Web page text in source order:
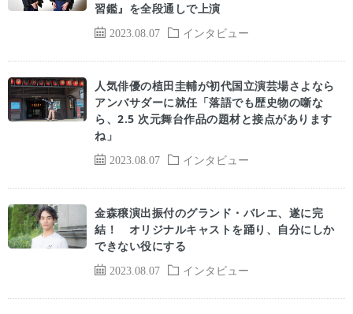
2023.08.07 インタビュー
習鑑』を全段通しで上演
2023.08.07 インタビュー
人気俳優の植田圭輔が初代国立演芸場さよなら
アンバサダーに就任「落語でも歴史物の噺な
ら、2.5 次元舞台作品の題材と接点があります
ね」
2023.08.07 インタビュー
金森穣演出振付のグランド・バレエ、遂に完
結！ オリジナルキャストを踊り、自分にしか
できない役にする